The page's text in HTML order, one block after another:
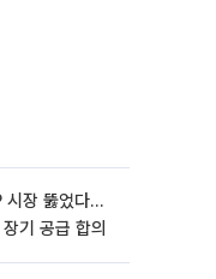
시장 뚫었다…
기 공급 합의